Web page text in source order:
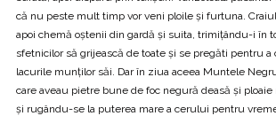
că nu peste mult timp vor veni ploile și furtuna.
apoi chemă oștenii din gardă și suita, trimițându-i în
sfetnicilor să grijească de toate și se pregăti pentru
lacurile munților săi. Dar în ziua aceea Muntele
care aveau pietre bune de foc negură deasă și
și rugându-se la puterea mare a cerului pentru